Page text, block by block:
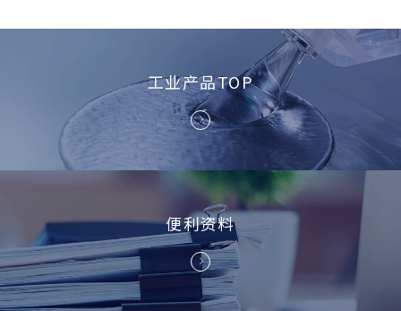
工业产品TOP
便利资料